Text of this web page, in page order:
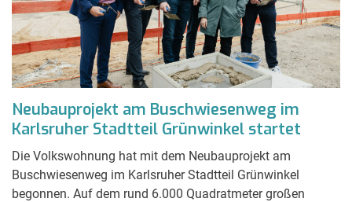
Neubauprojekt am Buschwiesenweg im
Karlsruher Stadtteil Grünwinkel startet
Die Volkswohnung hat mit dem Neubauprojekt am
Buschwiesenweg im Karlsruher Stadtteil Grünwinkel
begonnen. Auf dem rund 6.000 Quadratmeter großen